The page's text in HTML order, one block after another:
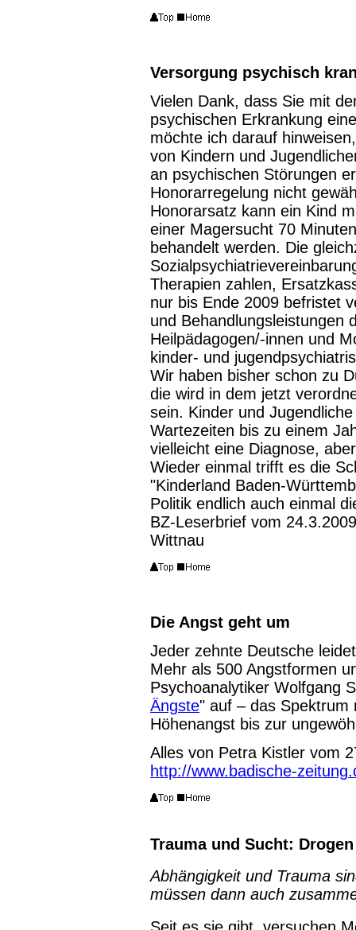
Versorgung psychisch
Vielen Dank, dass Sie mit
psychischen Erkrankung
möchte ich darauf
von Kindern und
an psychischen Störungen
Honorarregelung nicht
Honorarsatz kann ein Kind
einer Magersucht 70
behandelt werden. Die
Therapien zahlen,
nur bis Ende 2009 befristet
und Behandlungsleistungen
Heilpädagogen/-innen und
kinder- und
Wir haben bisher schon zu
die wird in dem jetzt
sein. Kinder und
Wartezeiten bis zu einem
vielleicht eine Diagnose,
Wieder einmal trifft es die
"Kinderland Baden-
Politik endlich auch einmal
BZ-Leserbrief vom
Wittnau
Die Angst geht um
Jeder zehnte Deutsche
Mehr als 500 Angstformen
Psychoanalytiker Wolfgang
Ängste" auf – das Spektrum
Höhenangst bis zur
Alles von Petra Kistler vom
http://www.badische-
Trauma und Sucht:
Abhängigkeit und Trauma
müssen dann auch
Seit es sie gibt, versuchen